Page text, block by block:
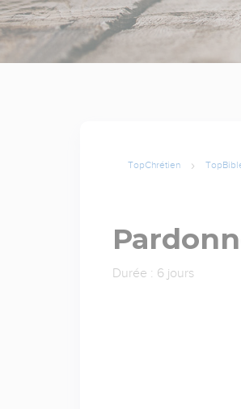
TopChrétien
Durée : 6 jours